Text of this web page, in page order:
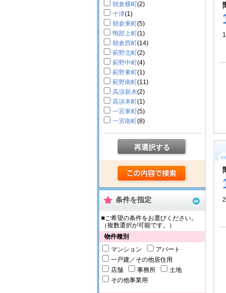
朝倉横町(2)
十津(1)
朝倉東町(5)
鴨部上町(1)
朝倉西町(14)
薊野北町(2)
薊野中町(4)
薊野東町(1)
薊野南町(11)
高須新木(2)
高須本町(1)
一宮東町(5)
一宮南町(8)
再選択する
条件を指定
■ご希望の条件をお選びください。
（複数選択が可能です。）
物件種別
マンション
アパート
一戸建／その他居住用
店舗
事務所
土地
その他事業用